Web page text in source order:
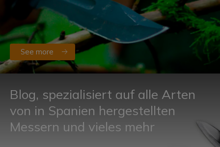
See more
Blog, spezialisiert auf alle Arten
von in Spanien hergestellten
Messern und vieles mehr